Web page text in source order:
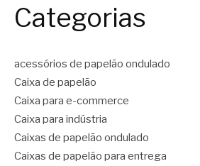
Categorias
acessórios de papelão ondulado
Caixa de papelão
Caixa para e-commerce
Caixa para indústria
Caixas de papelão ondulado
Caixas de papelão para entrega